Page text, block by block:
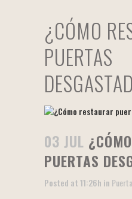
¿CÓMO
PUERTAS
03 JUL
PUERTAS
Posted at 11:26h in